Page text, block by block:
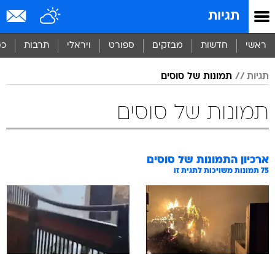
תגיות
ראשי חדשות מבזקים ספורט ויראלי תרבות
תגיות תמונות של סוסים
תמונות של סוסים
ארכיון התמונות של סוסים
75 תמונות משויכות לתגית זו